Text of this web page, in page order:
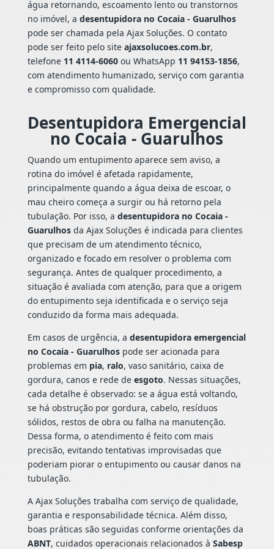
água retornando, escoamento lento ou transtornos
no imóvel, a desentupidora no Cocaia - Guarulhos
pode ser chamada pela Ajax Soluções. O contato
pode ser feito pelo site ajaxsolucoes.com.br,
telefone 11 4114-6060ou WhatsApp 11 94153-1856,
com atendimento humanizado, serviço com garantia
e compromisso com qualidade.
Desentupidora Emergencial
no Cocaia - Guarulhos
Quando um entupimento aparece sem aviso, a
rotina do imóvel é afetada rapidamente,
principalmente quando a água deixa de escoar, o
mau cheiro começa a surgir ou há retorno pela
tubulação. Por isso, a desentupidora no Cocaia -
Guarulhosda Ajax Soluções é indicada para clientes
que precisam de um atendimento técnico,
organizado e focado em resolver o problema com
segurança. Antes de qualquer procedimento, a
situação é avaliada com atenção, para que a origem
do entupimento seja identificada e o serviço seja
conduzido da forma mais adequada.
Em casos de urgência, a desentupidora emergencial
no Cocaia - Guarulhospode ser acionada para
problemas em pia, ralo, vaso sanitário, caixa de
gordura, canos e rede de esgoto. Nessas situações,
cada detalhe é observado: se a água está voltando,
se há obstrução por gordura, cabelo, resíduos
sólidos, restos de obra ou falha na manutenção.
Dessa forma, o atendimento é feito com mais
precisão, evitando tentativas improvisadas que
poderiam piorar o entupimento ou causar danos na
tubulação.
A Ajax Soluções trabalha com serviço de qualidade,
garantia e responsabilidade técnica. Além disso,
boas práticas são seguidas conforme orientações da
ABNT, cuidados operacionais relacionados à Sabesp